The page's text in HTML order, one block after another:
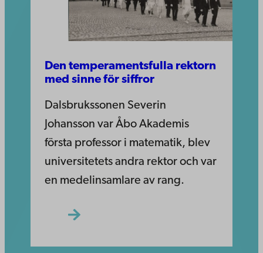
Den temperamentsfulla rektorn
med sinne för siffror
Dalsbrukssonen Severin
Johansson var Åbo Akademis
första professor i matematik, blev
universitetets andra rektor och var
en medelinsamlare av rang.